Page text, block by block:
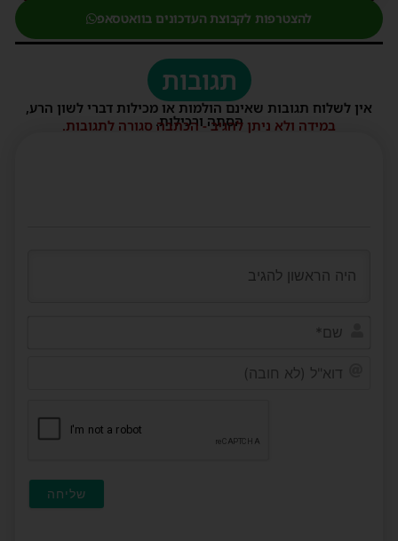
להצטרפות לקבוצת העדכונים בוואטסאפ
תגובות
אין לשלוח תגובות שאינם הולמות או מכילות דברי לשון הרע,
הסתה ורכילות.
במידה ולא ניתן להגיב - הכתבה סגורה לתגובות.